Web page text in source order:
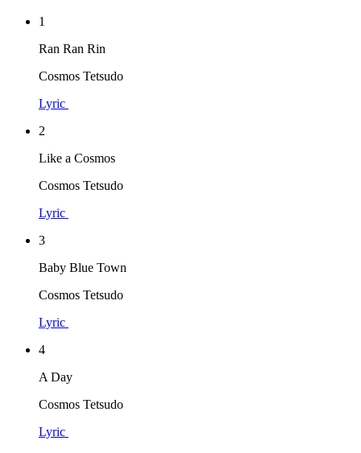
1
Ran Ran Rin
Cosmos Tetsudo
Lyric
2
Like a Cosmos
Cosmos Tetsudo
Lyric
3
Baby Blue Town
Cosmos Tetsudo
Lyric
4
A Day
Cosmos Tetsudo
Lyric